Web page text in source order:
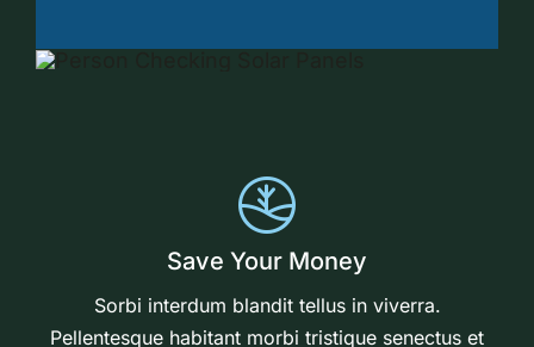
Save Your Money
Sorbi interdum blandit tellus in viverra.
Pellentesque habitant morbi tristique senectus et